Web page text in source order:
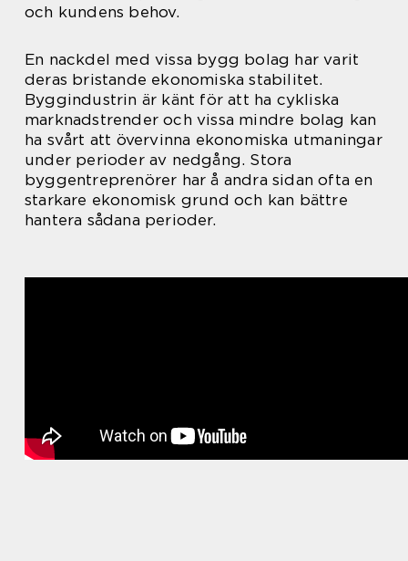
och kundens behov.
En nackdel med vissa bygg bolag har varit
deras bristande ekonomiska stabilitet.
Byggindustrin är känt för att ha cykliska
marknadstrender och vissa mindre bolag kan
ha svårt att övervinna ekonomiska utmaningar
under perioder av nedgång. Stora
byggentreprenörer har å andra sidan ofta en
starkare ekonomisk grund och kan bättre
hantera sådana perioder.